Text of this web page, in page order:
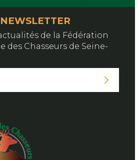
de la Fédération
des Chasseurs de Seine-